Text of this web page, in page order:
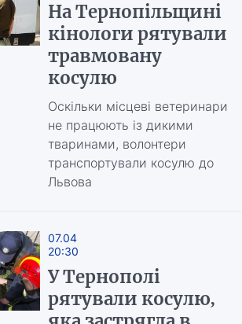
На Тернопільщині
кінологи рятували
травмовану
косулю
Оскільки місцеві ветеринари
не працюють із дикими
тваринами, волонтери
транспортували косулю до
Львова
07.04
20:30
У Тернополі
рятували косулю,